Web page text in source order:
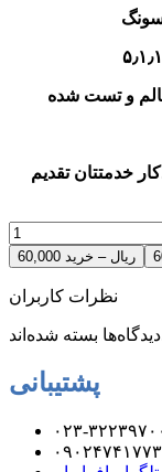
و تست شده
خدمتتان تقدیم
60,000 ریال – خرید
نظرات کاربران
پشتیبانی
۳۲۲۳۹۷۰۰
۰۹۰۲۴۷۴۱۷۷۳